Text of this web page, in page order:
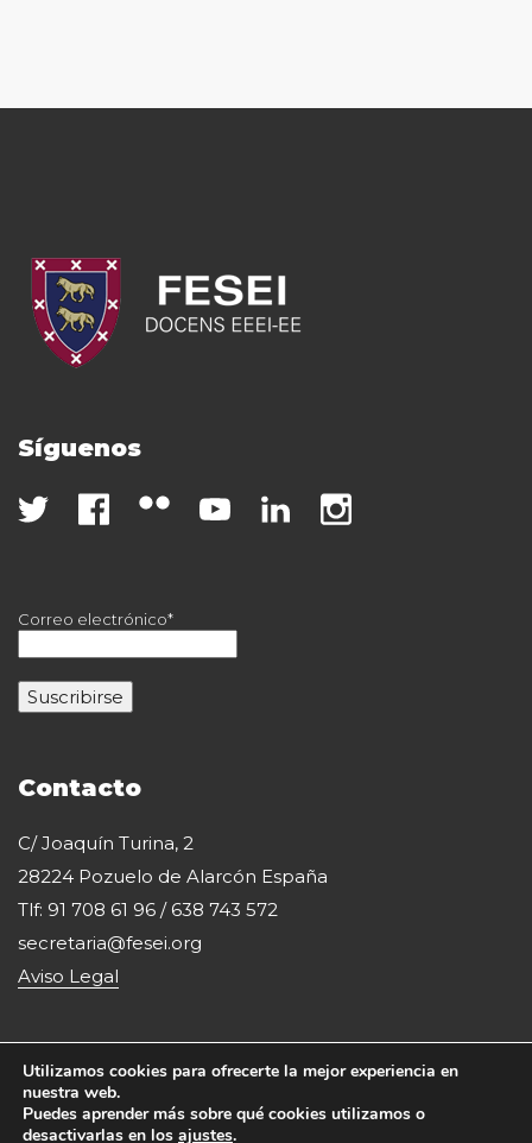
Síguenos
Correo electrónico*
Contacto
C/ Joaquín Turina, 2
28224 Pozuelo de Alarcón España
Tlf: 91 708 61 96 / 638 743 572
secretaria@fesei.org
Aviso Legal
Utilizamos cookies para ofrecerte la mejor experiencia en
nuestra web.
Puedes aprender más sobre qué cookies utilizamos o
desactivarlas en los ajustes.